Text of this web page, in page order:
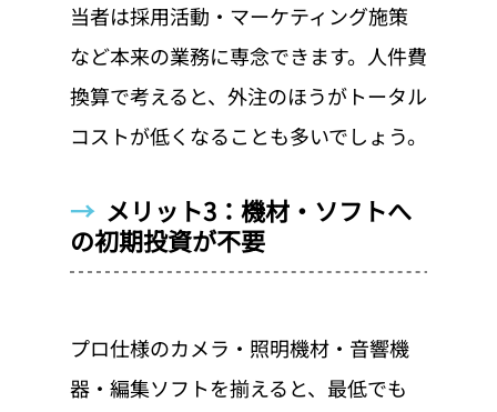
当者は採用活動・マーケティング施策
など本来の業務に専念できます。人件費
換算で考えると、外注のほうがトータル
コストが低くなることも多いでしょう。
→ メリット3：機材・ソフトへ
の初期投資が不要
プロ仕様のカメラ・照明機材・音響機
器・編集ソフトを揃えると、最低でも